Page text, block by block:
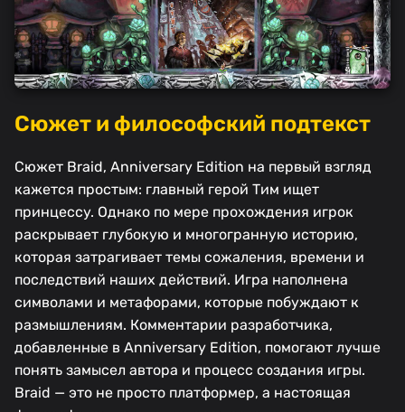
Сюжет и философский подтекст
Сюжет Braid, Anniversary Edition на первый взгляд
кажется простым: главный герой Тим ищет
принцессу. Однако по мере прохождения игрок
раскрывает глубокую и многогранную историю,
которая затрагивает темы сожаления, времени и
последствий наших действий. Игра наполнена
символами и метафорами, которые побуждают к
размышлениям. Комментарии разработчика,
добавленные в Anniversary Edition, помогают лучше
понять замысел автора и процесс создания игры.
Braid — это не просто платформер, а настоящая